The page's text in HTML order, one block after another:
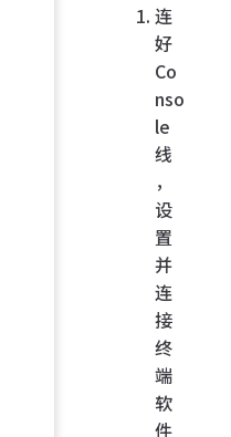
连
好
Co
nso
le
线
，
设
置
并
连
接
终
端
软
件